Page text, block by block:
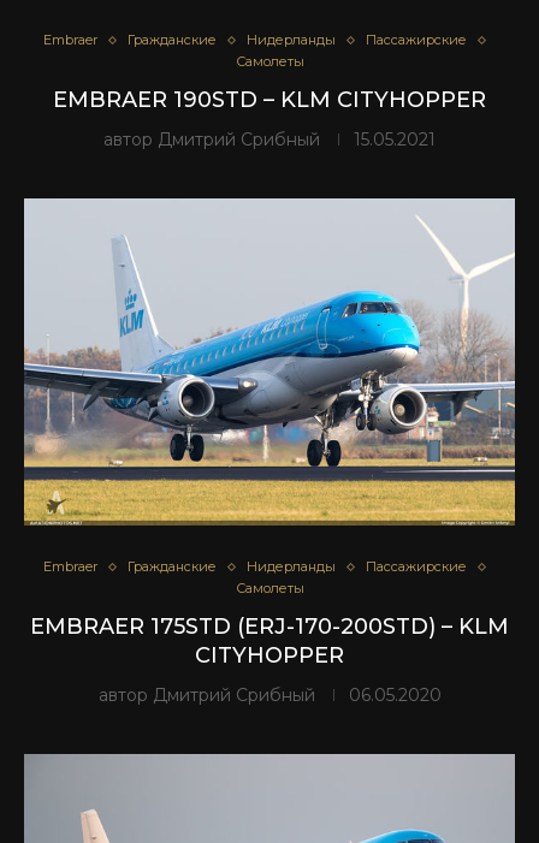
Embraer Гражданские Нидерланды
Пассажирские
Самолеты
EMBRAER 190STD – KLM CITYHOPPER
автор Дмитрий Срибный 15.05.2021
Embraer Гражданские Нидерланды
Пассажирские
Самолеты
EMBRAER 175STD (ERJ-170-200STD) – KLM
CITYHOPPER
автор Дмитрий Срибный 06.05.2020